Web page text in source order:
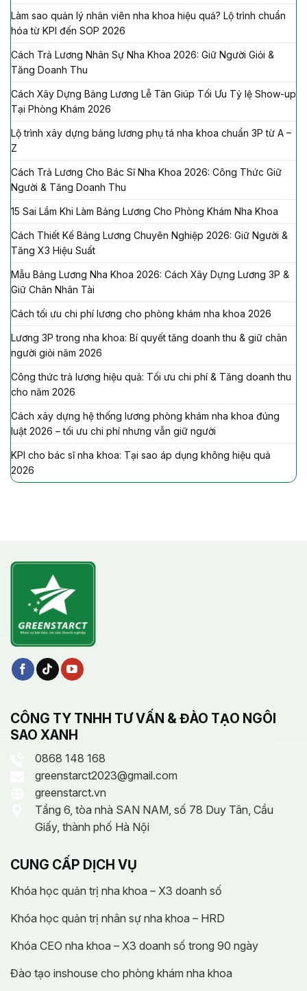
Làm sao quản lý nhân viên nha khoa hiệu quả? Lộ trình chuẩn
hóa từ KPI đến SOP 2026
Cách Trả Lương Nhân Sự Nha Khoa 2026: Giữ Người Giỏi &
Tăng Doanh Thu
Cách Xây Dựng Bảng Lương Lễ Tân Giúp Tối Ưu Tỷ lệ Show-up
Tại Phòng Khám 2026
Lộ trình xây dựng bảng lương phụ tá nha khoa chuẩn 3P từ A –
Z
Cách Trả Lương Cho Bác Sĩ Nha Khoa 2026: Công Thức Giữ
Người & Tăng Doanh Thu
15 Sai Lầm Khi Làm Bảng Lương Cho Phòng Khám Nha Khoa
Cách Thiết Kế Bảng Lương Chuyên Nghiệp 2026: Giữ Người &
Tăng X3 Hiệu Suất
Mẫu Bảng Lương Nha Khoa 2026: Cách Xây Dựng Lương 3P &
Giữ Chân Nhân Tài
Cách tối ưu chi phí lương cho phòng khám nha khoa 2026
Lương 3P trong nha khoa: Bí quyết tăng doanh thu & giữ chân
người giỏi năm 2026
Công thức trả lương hiệu quả: Tối ưu chi phí & Tăng doanh thu
cho năm 2026
Cách xây dựng hệ thống lương phòng khám nha khoa đúng
luật 2026 – tối ưu chi phí nhưng vẫn giữ người
KPI cho bác sĩ nha khoa: Tại sao áp dụng không hiệu quả
2026
CÔNG TY TNHH TƯ VẤN & ĐÀO TẠO NGÔI
SAO XANH
0868 148 168
greenstarct2023@gmail.com
greenstarct.vn
Tầng 6, tòa nhà SAN NAM, số 78 Duy Tân, Cầu
Giấy, thành phố Hà Nội
CUNG CẤP DỊCH VỤ
Khóa học quản trị nha khoa – X3 doanh số
Khóa học quản trị nhân sự nha khoa – HRD
Khóa CEO nha khoa – X3 doanh số trong 90 ngày
Đào tạo inshouse cho phòng khám nha khoa